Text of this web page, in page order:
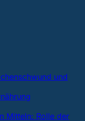
und
Mitteln: Rolle der